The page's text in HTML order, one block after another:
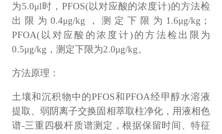
为5.0μl时，PFOS(以对应酸的浓度计)的方法检
出限为0.4μg/kg，测定下限为1.6μg/kg；
PFOA(以对应酸的浓度计)的方法检出限为
0.5μg/kg，测定下限为2.0μg/kg。
方法原理：
土壤和沉积物中的PFOS和PFOA经甲醇水溶液
提取、弱阴离子交换固相萃取柱净化，用液相色
谱-三重四极杆质谱测定，根据保留时间、特征